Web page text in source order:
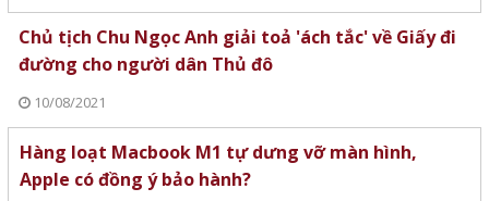
Chủ tịch Chu Ngọc Anh giải toả 'ách tắc' về Giấy đi
đường cho người dân Thủ đô
10/08/2021
Hàng loạt Macbook M1 tự dưng vỡ màn hình,
Apple có đồng ý bảo hành?